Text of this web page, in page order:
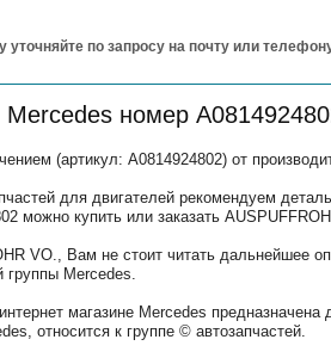
уточняйте по запросу на почту или
номер
(артикул: A0814924802) от
для двигателей рекомендуем
можно купить или заказать
VO., Вам не стоит читать дальнейшее
группы Mercedes.
магазине Mercedes
относится к группе © автозапчастей.